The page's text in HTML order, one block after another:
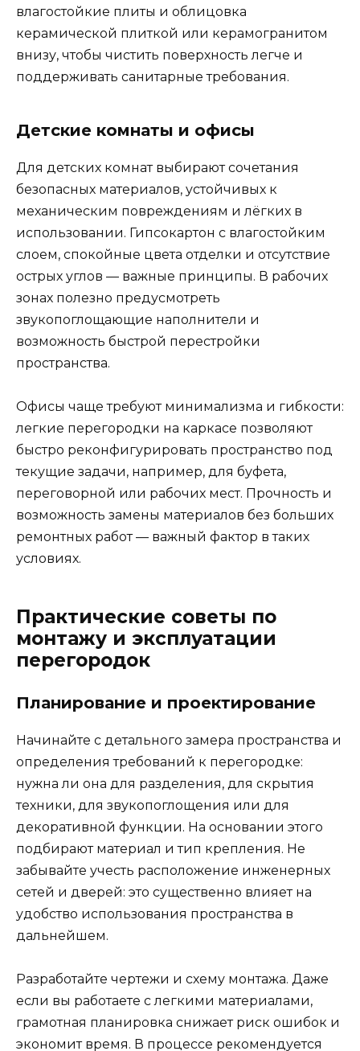
влагостойкие плиты и облицовка
керамической плиткой или керамогранитом
внизу, чтобы чистить поверхность легче и
поддерживать санитарные требования.
Детские комнаты и офисы
Для детских комнат выбирают сочетания
безопасных материалов, устойчивых к
механическим повреждениям и лёгких в
использовании. Гипсокартон с влагостойким
слоем, спокойные цвета отделки и отсутствие
острых углов — важные принципы. В рабочих
зонах полезно предусмотреть
звукопоглощающие наполнители и
возможность быстрой перестройки
пространства.
Офисы чаще требуют минимализма и гибкости:
легкие перегородки на каркасе позволяют
быстро реконфигурировать пространство под
текущие задачи, например, для буфета,
переговорной или рабочих мест. Прочность и
возможность замены материалов без больших
ремонтных работ — важный фактор в таких
условиях.
Практические советы по
монтажу и эксплуатации
перегородок
Планирование и проектирование
Начинайте с детального замера пространства и
определения требований к перегородке:
нужна ли она для разделения, для скрытия
техники, для звукопоглощения или для
декоративной функции. На основании этого
подбирают материал и тип крепления. Не
забывайте учесть расположение инженерных
сетей и дверей: это существенно влияет на
удобство использования пространства в
дальнейшем.
Разработайте чертежи и схему монтажа. Даже
если вы работаете с легкими материалами,
грамотная планировка снижает риск ошибок и
экономит время. В процессе рекомендуется